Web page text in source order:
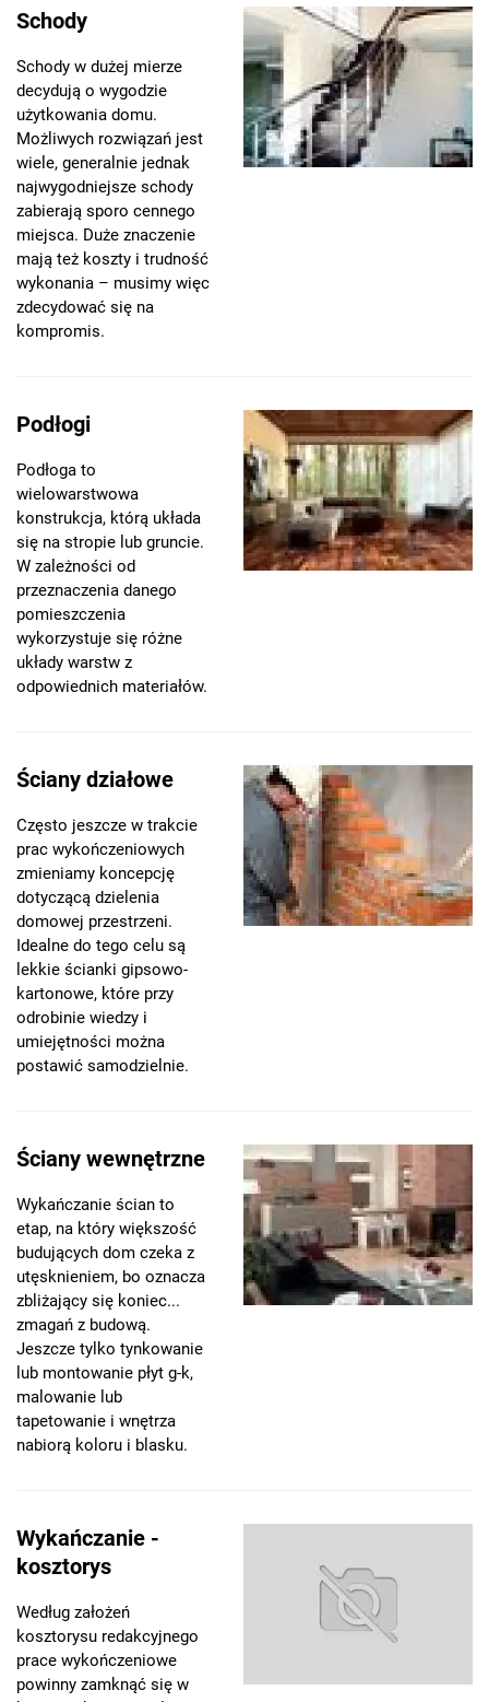
Schody
Schody w dużej mierze
decydują o wygodzie
użytkowania domu.
Możliwych rozwiązań jest
wiele, generalnie jednak
najwygodniejsze schody
zabierają sporo cennego
miejsca. Duże znaczenie
mają też koszty i trudność
wykonania – musimy więc
zdecydować się na
kompromis.
Podłogi
Podłoga to
wielowarstwowa
konstrukcja, którą układa
się na stropie lub gruncie.
W zależności od
przeznaczenia danego
pomieszczenia
wykorzystuje się różne
układy warstw z
odpowiednich materiałów.
Ściany działowe
Często jeszcze w trakcie
prac wykończeniowych
zmieniamy koncepcję
dotyczącą dzielenia
domowej przestrzeni.
Idealne do tego celu są
lekkie ścianki gipsowo-
kartonowe, które przy
odrobinie wiedzy i
umiejętności można
postawić samodzielnie.
Ściany wewnętrzne
Wykańczanie ścian to
etap, na który większość
budujących dom czeka z
utęsknieniem, bo oznacza
zbliżający się koniec...
zmagań z budową.
Jeszcze tylko tynkowanie
lub montowanie płyt g-k,
malowanie lub
tapetowanie i wnętrza
nabiorą koloru i blasku.
Wykańczanie -
kosztorys
Według założeń
kosztorysu redakcyjnego
prace wykończeniowe
powinny zamknąć się w